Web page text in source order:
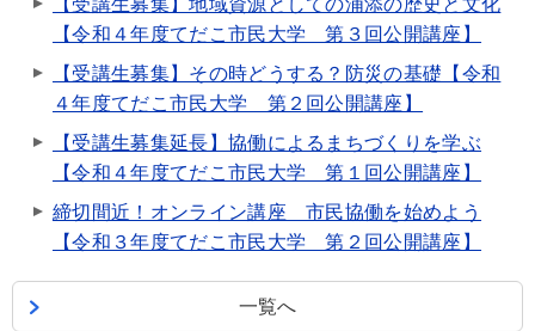
【令和４年度てだこ市民大学 第３回公開講座】
【受講生募集】その時どうする？防災の基礎【令和
４年度てだこ市民大学 第２回公開講座】
【受講生募集延長】協働によるまちづくりを学ぶ
【令和４年度てだこ市民大学 第１回公開講座】
締切間近！オンライン講座 市民協働を始めよう
【令和３年度てだこ市民大学 第２回公開講座】
一覧へ